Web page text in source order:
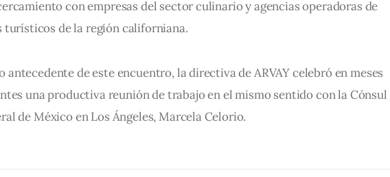
con empresas del sector culinario y agencias operadoras de
turísticos de la región californiana.
antecedente de este encuentro, la directiva de ARVAY celebró en meses
una productiva reunión de trabajo en el mismo sentido con la Cónsul
de México en Los Ángeles, Marcela Celorio.